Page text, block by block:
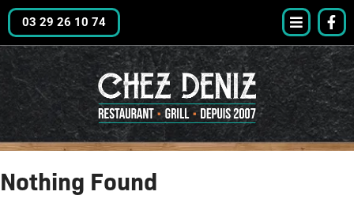
03 29 26 10 74
Nothing Found